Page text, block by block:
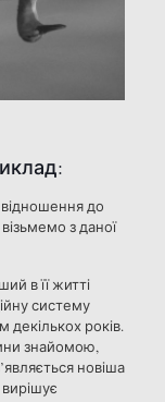
до
з даної
в її житті
систему
декількох років.
знайомою,
новіша